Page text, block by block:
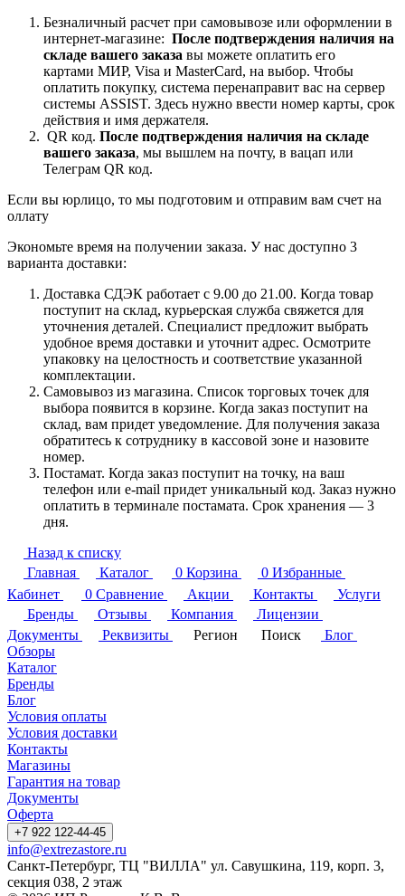
Безналичный расчет при самовывозе или оформлении в
интернет-магазине: После подтверждения наличия на
складе вашего заказа вы можете оплатить его
картами МИР, Visa и MasterCard, на выбор. Чтобы
оплатить покупку, система перенаправит вас на сервер
системы ASSIST. Здесь нужно ввести номер карты, срок
действия и имя держателя.
QR код. После подтверждения наличия на складе
вашего заказа, мы вышлем на почту, в вацап или
Телеграм QR код.
Если вы юрлицо, то мы подготовим и отправим вам счет на
оллату
Экономьте время на получении заказа. У нас доступно 3
варианта доставки:
Доставка СДЭК работает с 9.00 до 21.00. Когда товар
поступит на склад, курьерская служба свяжется для
уточнения деталей. Специалист предложит выбрать
удобное время доставки и уточнит адрес. Осмотрите
упаковку на целостность и соответствие указанной
комплектации.
Самовывоз из магазина. Список торговых точек для
выбора появится в корзине. Когда заказ поступит на
склад, вам придет уведомление. Для получения заказа
обратитесь к сотруднику в кассовой зоне и назовите
номер.
Постамат. Когда заказ поступит на точку, на ваш
телефон или e-mail придет уникальный код. Заказ нужно
оплатить в терминале постамата. Срок хранения — 3
дня.
Назад к списку
Главная
Каталог 0 Корзина 0 Избранные
Кабинет
0 Сравнение Акции Контакты
Услуги
Бренды
Отзывы Компания
Лицензии
Документы
Реквизиты Регион Поиск
Блог
Обзоры
Каталог
Бренды
Блог
Условия оплаты
Условия доставки
Контакты
Магазины
Гарантия на товар
Документы
Оферта
+7 922 122-44-45
info@extrezastore.ru
Санкт-Петербург, ТЦ "ВИЛЛА" ул. Савушкина, 119, корп. 3,
секция 038, 2 этаж